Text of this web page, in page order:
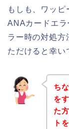
もしも、ワッ
ANAカードエ
ラー時の対処方
ただけると幸い
ち
を
た
ト